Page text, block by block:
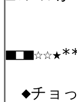
※この
◆チョ